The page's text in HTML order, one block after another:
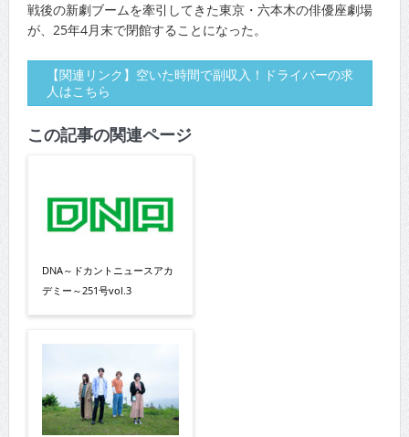
戦後の新劇ブームを牽引してきた東京・六本木の俳優座劇場
が、25年4月末で閉館することになった。
【関連リンク】空いた時間で副収入！ドライバーの求
人はこちら
この記事の関連ページ
DNA～ドカントニュースアカ
デミー～251号vol.3